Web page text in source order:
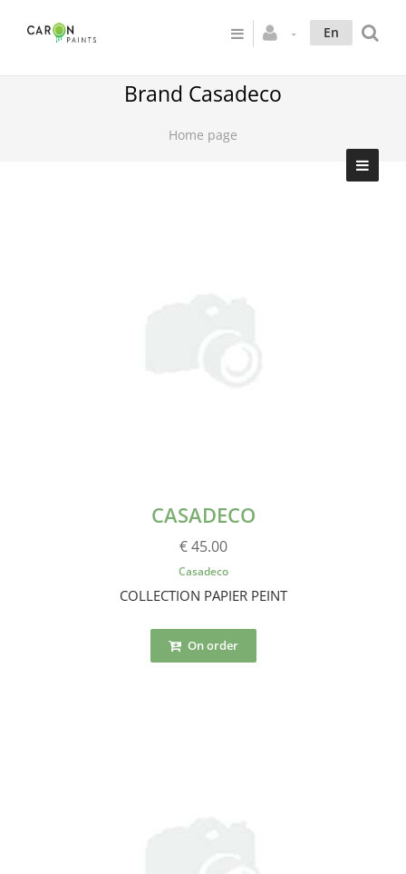
En
Brand Casadeco
Home page
CASADECO
€ 45.00
Casadeco
COLLECTION PAPIER PEINT
On order